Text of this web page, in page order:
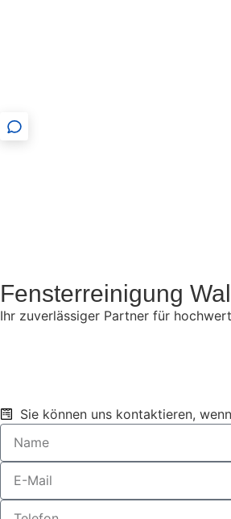
Fensterreinigung
Ihr zuverlässiger Partner für
Sie können uns kontaktieren,